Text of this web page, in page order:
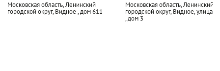
Московская область, Ленинский
городской округ, Видное , дом 611
Московская область, Ленинский
городской округ, Видное, улица
, дом 3